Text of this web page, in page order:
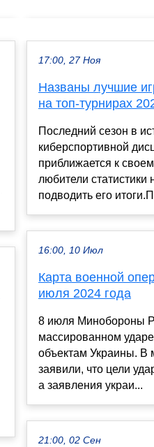
17:00, 27 Ноя
Названы лучшие
на топ-турнирах
Последний сезон в
киберспортивной
приближается к
любители статистики
подводить его
16:00, 10 Июл
Карта военной
июля 2024 года
8 июля Минобороны
массированном
объектам Украины. В
заявили, что цели
а заявления украи...
21:00, 02 Сен